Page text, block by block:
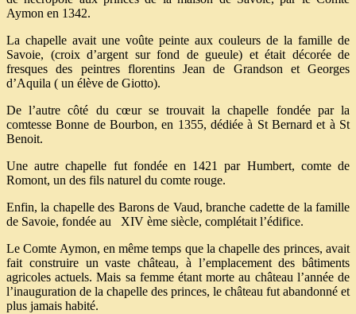
Aymon en 1342.
La chapelle avait une voûte peinte aux couleurs de la famille de
Savoie, (croix d’argent sur fond de gueule) et était décorée de
fresques des peintres florentins Jean de Grandson et Georges
d’Aquila ( un élève de Giotto).
De l’autre côté du cœur se trouvait la chapelle fondée par la
comtesse Bonne de Bourbon, en 1355, dédiée à St Bernard et à St
Benoit.
Une autre chapelle fut fondée en 1421 par Humbert, comte de
Romont, un des fils naturel du comte rouge.
Enfin, la chapelle des Barons de Vaud, branche cadette de la famille
de Savoie, fondée au XIV ème siècle, complétait l’édifice.
Le Comte Aymon, en même temps que la chapelle des princes, avait
fait construire un vaste château, à l’emplacement des bâtiments
agricoles actuels. Mais sa femme étant morte au château l’année de
l’inauguration de la chapelle des princes, le château fut abandonné et
plus jamais habité.